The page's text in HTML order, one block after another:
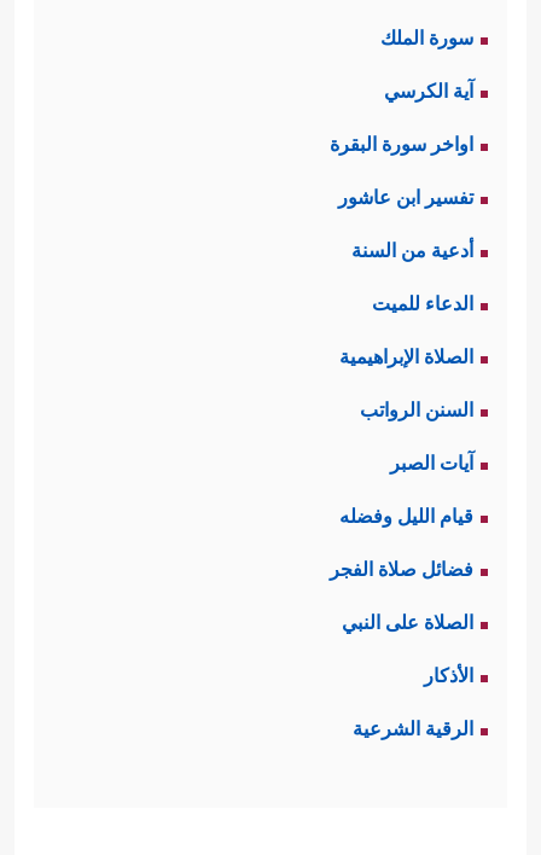
سورة الملك
آية الكرسي
اواخر سورة البقرة
تفسير ابن عاشور
أدعية من السنة
الدعاء للميت
الصلاة الإبراهيمية
السنن الرواتب
آيات الصبر
قيام الليل وفضله
فضائل صلاة الفجر
الصلاة على النبي
الأذكار
الرقية الشرعية